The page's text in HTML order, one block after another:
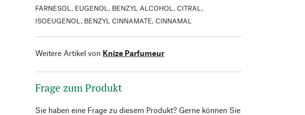
FARNESOL, EUGENOL, BENZYL ALCOHOL, CITRAL,
ISOEUGENOL, BENZYL CINNAMATE, CINNAMAL
Weitere Artikel von Knize Parfumeur
Frage zum Produkt
Sie haben eine Frage zu diesem Produkt? Gerne können Sie